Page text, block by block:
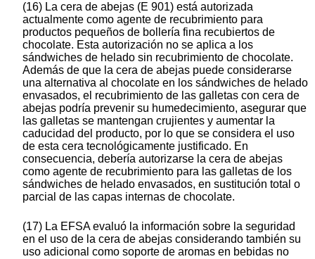
(16) La cera de abejas (E 901) está autorizada
actualmente como agente de recubrimiento para
productos pequeños de bollería fina recubiertos de
chocolate. Esta autorización no se aplica a los
sándwiches de helado sin recubrimiento de chocolate.
Además de que la cera de abejas puede considerarse
una alternativa al chocolate en los sándwiches de helado
envasados, el recubrimiento de las galletas con cera de
abejas podría prevenir su humedecimiento, asegurar que
las galletas se mantengan crujientes y aumentar la
caducidad del producto, por lo que se considera el uso
de esta cera tecnológicamente justificado. En
consecuencia, debería autorizarse la cera de abejas
como agente de recubrimiento para las galletas de los
sándwiches de helado envasados, en sustitución total o
parcial de las capas internas de chocolate.
(17) La EFSA evaluó la información sobre la seguridad
en el uso de la cera de abejas considerando también su
uso adicional como soporte de aromas en bebidas no